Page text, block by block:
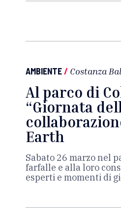
AMBIENTE/ Costanza
Al parco di
“Giornata
Earth
Sabato 26 marzo nel
farfalle e alla loro
esperti e momenti di